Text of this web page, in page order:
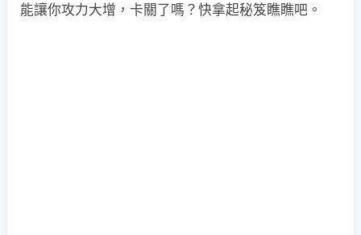
能讓你攻力大增，卡關了嗎？快拿起秘笈瞧瞧吧。